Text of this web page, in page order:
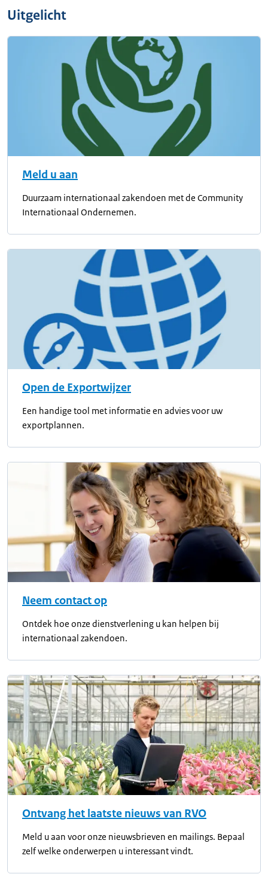
Uitgelicht
Meld u aan
Duurzaam internationaal zakendoen met de Community
Internationaal Ondernemen.
Open de Exportwijzer
Een handige tool met informatie en advies voor uw
exportplannen.
Neem contact op
Ontdek hoe onze dienstverlening u kan helpen bij
internationaal zakendoen.
Ontvang het laatste nieuws van RVO
Meld u aan voor onze nieuwsbrieven en mailings. Bepaal
zelf welke onderwerpen u interessant vindt.